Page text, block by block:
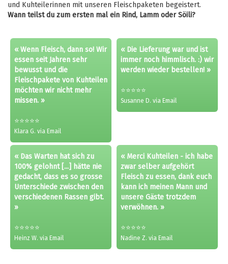
und Kuhteilerinnen mit unseren Fleischpaketen begeistert.
Wann teilst du zum ersten mal ein Rind, Lamm oder Söili?
« Wenn Fleisch, dann so! Wir
essen seit Jahren sehr
bewusst und die
Fleischpakete von Kuhteilen
möchten wir nicht mehr
missen. »
⭐⭐⭐⭐⭐
Klara G. via Email
« Die Lieferung war und ist
immer noch himmlisch. :) wir
werden wieder bestellen! »
⭐⭐⭐⭐⭐
Susanne D. via Email
« Das Warten hat sich zu
100% gelohnt [...] hätte nie
gedacht, dass es so grosse
Unterschiede zwischen den
verschiedenen Rassen gibt.
»
⭐⭐⭐⭐⭐
Heinz W. via Email
« Merci Kuhteilen - ich habe
zwar selber aufgehört
Fleisch zu essen, dank euch
kann ich meinen Mann und
unsere Gäste trotzdem
verwöhnen. »
⭐⭐⭐⭐⭐
Nadine Z. via Email